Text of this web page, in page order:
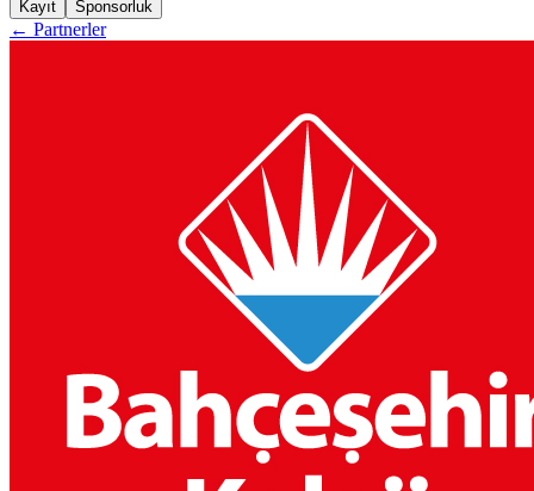
Kayıt
Sponsorluk
← Partnerler